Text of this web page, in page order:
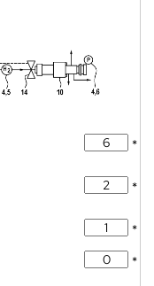
*
*
*
*